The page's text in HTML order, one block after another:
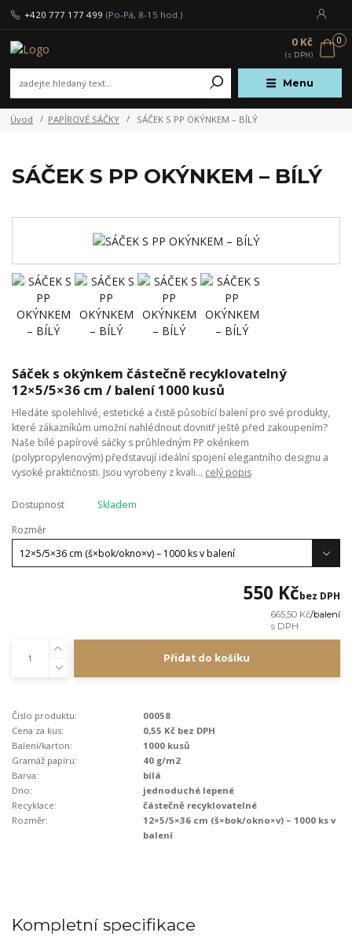
Menu
+420 777 177 499 (Po-Pá, 8-15 hod.)
0
0 Kč
Úvod PAPÍROVÉ SÁČKY SÁČEK S PP OKÝNKEM – BÍLÝ
SÁČEK S PP OKÝNKEM – BÍLÝ
Sáček s okýnkem částečně recyklovatelný
12×5/5×36 cm / balení 1000 kusů
Hledáte spolehlivé, estetické a čistě působící balení pro své produkty,
které zákazníkům umožní nahlédnout dovnitř ještě před zakoupením?
Naše bílé papírové sáčky s průhledným PP okénkem
(polypropylenovým) představují ideální spojení elegantního designu a
vysoké praktičnosti. Jsou vyrobeny z kvali... celý popis
Dostupnost
Skladem
Rozměr
665,50 Kč/balení
550 Kčbez DPH
Přidat do košíku
Číslo produktu:
00058
Cena za kus:
0,55 Kč bez DPH
Balení/karton:
1000 kusů
Gramáž papíru:
40 g/m2
Barva:
bílá
Dno:
jednoduché lepené
Recyklace:
částečně recyklovatelné
Rozměr:
12×5/5×36 cm (š×bok/okno×v) – 1000 ks v
balení
Kompletní specifikace